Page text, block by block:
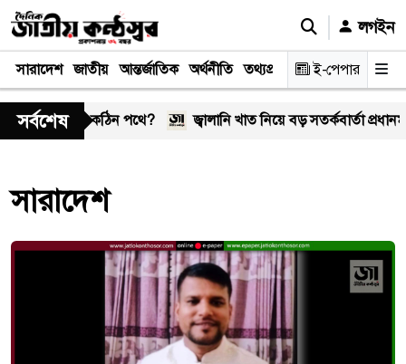
লগইন
সারাদেশ জাতীয় আন্তর্জাতিক অর্থনীতি তথ্যপ্রযুক্তি স্বাস্থ্য আইন-
ই-পেপার
সর্বশেষ
কি আবার কঠিন পথে? জ্বালানি খাত নিয়ে বড় সতর্কবার্তা
সারাদেশ